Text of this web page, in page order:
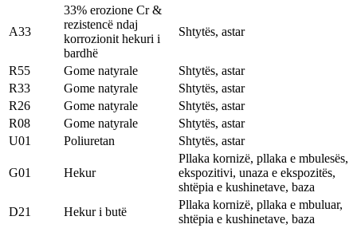
A33
33% erozione Cr &
rezistencë ndaj
korrozionit hekuri i
bardhë
Shtytës, astar
R55 Gome natyrale
Shtytës, astar
R33
Gome natyrale
Shtytës, astar
R26
Gome natyrale
Shtytës, astar
R08
Gome natyrale
Shtytës, astar
U01
Poliuretan Shtytës, astar
G01 Hekur
Pllaka kornizë, pllaka e mbulesës,
ekspozitivi, unaza e ekspozitës,
shtëpia e kushinetave, baza
D21
Hekur i butë
Pllaka kornizë, pllaka e mbuluar,
shtëpia e kushinetave, baza